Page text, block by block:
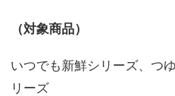
（対象商品）
いつでも新鮮シリーズ、つ
リーズ